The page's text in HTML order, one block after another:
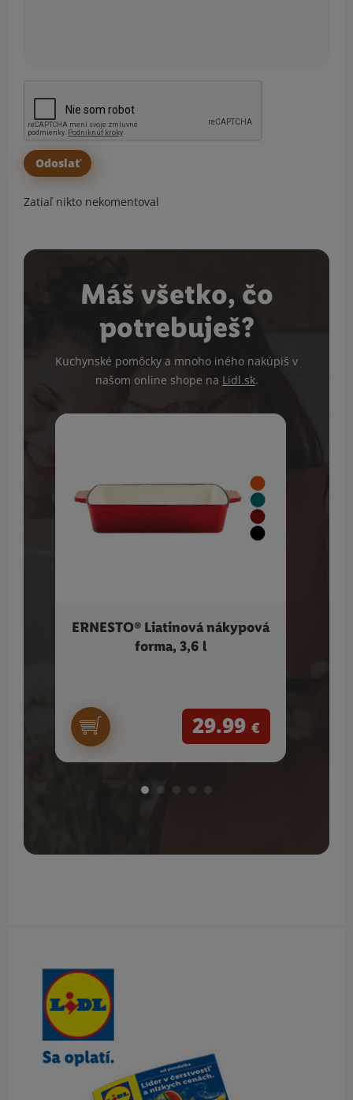
Zatiaľ nikto nekomentoval
Máš všetko, čo
potrebuješ?
Kuchynské pomôcky a mnoho iného nakúpiš v
našom online shope na Lidl.sk.
ERNESTO® Liatinová nákypová
forma, 3,6 l
29.99 €